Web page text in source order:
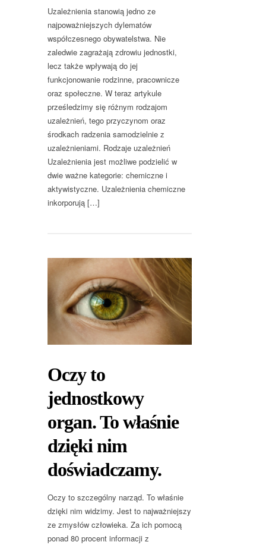
Uzależnienia stanowią jedno ze
najpoważniejszych dylematów
współczesnego obywatelstwa. Nie
zaledwie zagrażają zdrowiu jednostki,
lecz także wpływają do jej
funkcjonowanie rodzinne, pracownicze
oraz społeczne. W teraz artykule
prześledzimy się różnym rodzajom
uzależnień, tego przyczynom oraz
środkach radzenia samodzielnie z
uzależnieniami. Rodzaje uzależnień
Uzależnienia jest możliwe podzielić w
dwie ważne kategorie: chemiczne i
aktywistyczne. Uzależnienia chemiczne
inkorporują […]
Oczy to
jednostkowy
organ. To właśnie
dzięki nim
doświadczamy.
Oczy to szczególny narząd. To właśnie
dzięki nim widzimy. Jest to najważniejszy
ze zmysłów człowieka. Za ich pomocą
ponad 80 procent informacji z